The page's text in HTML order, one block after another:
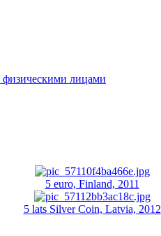
физическими лицами
5 euro, Finland, 2011
5 lats Silver Coin, Latvia, 2012